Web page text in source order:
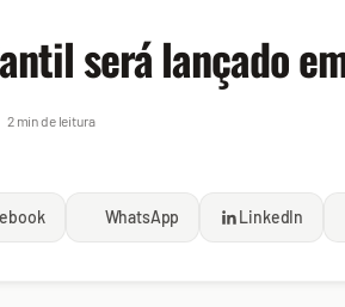
será lançado
2 min de leitura
WhatsApp LinkedIn